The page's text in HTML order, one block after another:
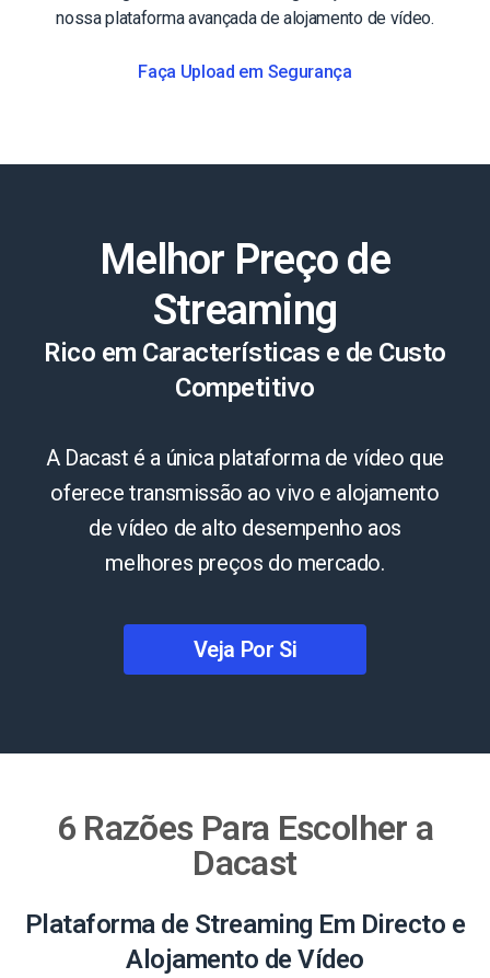
nossa plataforma avançada de alojamento de vídeo.
Faça Upload em Segurança
Melhor Preço de
Streaming
Rico em Características e de Custo
Competitivo
A Dacast é a única plataforma de vídeo que
oferece transmissão ao vivo e alojamento
de vídeo de alto desempenho aos
melhores preços do mercado.
Veja Por Si
6 Razões Para Escolher a
Dacast
Plataforma de Streaming Em Directo e
Alojamento de Vídeo